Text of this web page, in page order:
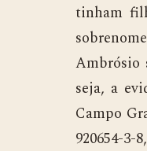
tinham
Ambrósio
seja, a
Campo
920654-3-